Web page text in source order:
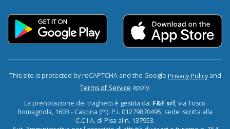
This site is protected by reCAPTCHA and the Google Privacy Policyand
Terms of Service apply.
La prenotazione dei traghetti è gestita da: F&F srl, via Tosco
Romagnola, 1603 - Cascina (PI). P.I. 01279870495, sede iscritta alla
C.C.I.A. di Pisa al n. 137953.